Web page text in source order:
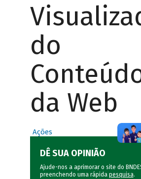
do
da Web
Ações
DÊ SUA OPINIÃO
Ajude-nos a aprimorar o site do
preenchendo uma rápida pesquisa.